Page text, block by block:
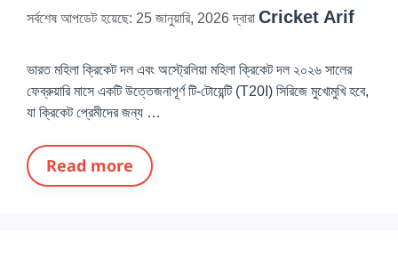
সর্বশেষ আপডেট হয়েছে: 25 জানুয়ারি, 2026দ্বারা Cricket Arif
ভারত মহিলা ক্রিকেট দল এবং অস্ট্রেলিয়া মহিলা ক্রিকেট দল ২০২৬ সালের
ফেব্রুয়ারি মাসে একটি উত্তেজনাপূর্ণ টি-টোয়েন্টি (T20I) সিরিজে মুখোমুখি হবে,
যা ক্রিকেট প্রেমীদের জন্য …
Read more